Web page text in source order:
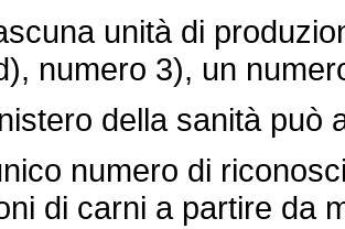
unità di
numero 3), un
della sanità può
numero di
di carni a partire da